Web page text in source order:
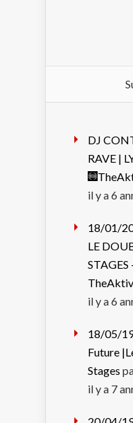
DJ
RAVE |
il y a 6
18/01/
LE
il y a 6
18/05/
Future
Stages
il y a 7